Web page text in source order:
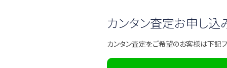
カンタン査定お申し込
カンタン査定をご希望のお客様は下記